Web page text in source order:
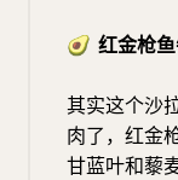
🥑 红金枪鱼
其实这个沙
肉了，红金
甘蓝叶和藜